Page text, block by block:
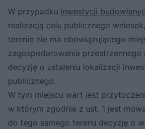
W przypadku inwestycji
realizacją celu publicznego
terenie nie ma obowiązującego
zagospodarowania
decyzję o ustaleniu lokalizacji
publicznego.
W tym miejscu wart jest
w którym zgodnie z ust. 1 jest
do tego samego terenu decyzję o